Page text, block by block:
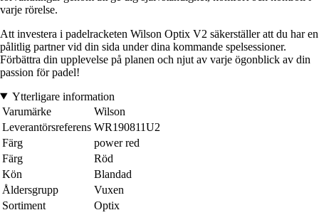
varje rörelse.
Att investera i padelracketen Wilson Optix V2 säkerställer att du har en
pålitlig partner vid din sida under dina kommande spelsessioner.
Förbättra din upplevelse på planen och njut av varje ögonblick av din
passion för padel!
Ytterligare information
Varumärke
Wilson
Leverantörsreferens WR190811U2
Färg
power red
Färg
Röd
Kön
Blandad
Åldersgrupp
Vuxen
Sortiment
Optix